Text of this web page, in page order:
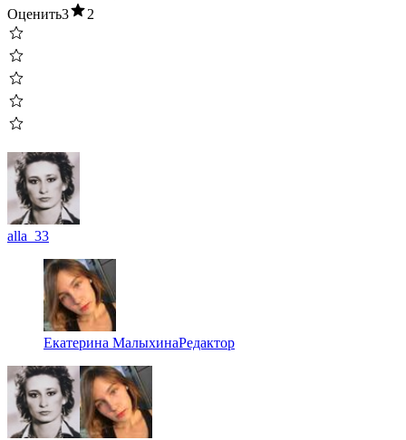
Оценить3 2
alla_33
Екатерина МалыхинаРедактор